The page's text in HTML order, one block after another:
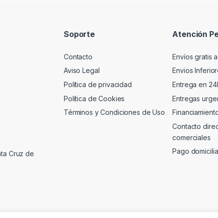
Cruz de
Soporte
Contacto
Aviso Legal
Política de privacidad
Política de Cookies
Términos y Condiciones de Uso
Atención
Envíos gratis
Envios
Entrega en
Entregas
Contacto
comerciales
Pago